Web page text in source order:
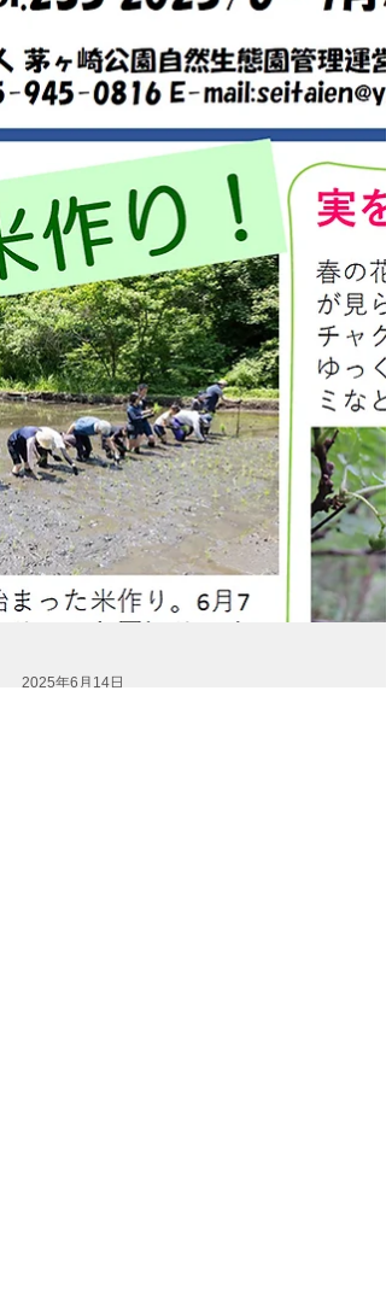
ズタマソウなどを観察。ヤマユリも正に旬
芳しい大輪の花を覗いてみました。花から
き出る濃紅色の雄しべとネバネバの雌しべ